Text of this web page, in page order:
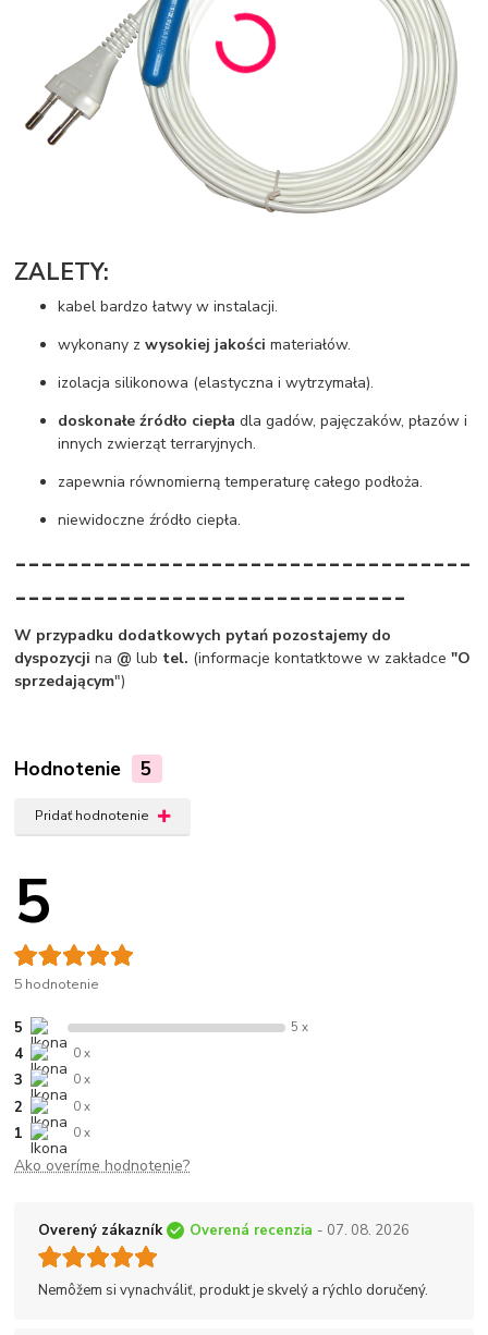
ZALETY:
kabel bardzo łatwy w instalacji.
wykonany zwysokiej jakości materiałów.
izolacja silikonowa (elastyczna i wytrzymała).
doskonałe źródło ciepła dla gadów, pajęczaków, płazów i
innych zwierząt terraryjnych.
zapewnia równomierną temperaturę całego podłoża.
niewidoczne źródło ciepła.
-----------------------------------
------------------------------
W przypadku dodatkowych pytań pozostajemy do
dyspozycji na @lub tel. (informacje kontatktowe w zakładce "O
sprzedającym")
Hodnotenie 5
Pridať hodnotenie
5
5 hodnotenie
5 5 x
4 0 x
3 0 x
2 0 x
1 0 x
Ako overíme hodnotenie?
Overený zákazník Overená recenzia - 07. 08. 2026
Nemôžem si vynachváliť, produkt je skvelý a rýchlo doručený.